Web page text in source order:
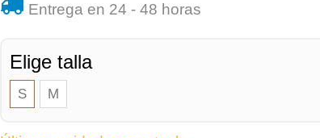
Entrega en 24 - 48 horas
Elige talla
S M